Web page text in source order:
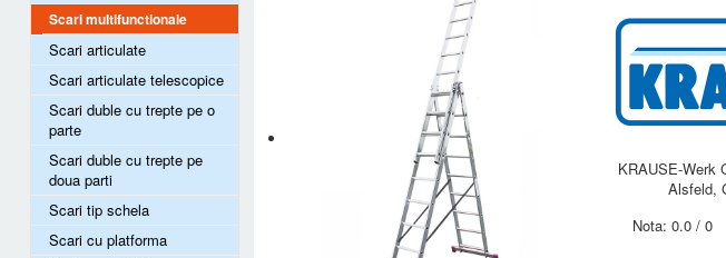
Scari multifunctionale
Scari articulate
Scari articulate telescopice
Scari duble cu trepte pe o
parte
Scari duble cu trepte pe
doua parti
Scari tip schela
Scari cu platforma
KRAUSE-Werk
Alsfeld,
Nota:0.0/ 0